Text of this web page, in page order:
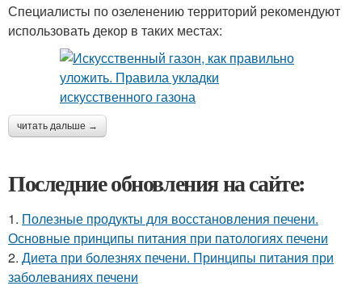
Специалисты по озеленению территорий рекомендуют
использовать декор в таких местах:
читать дальше →
Последние обновления на сайте:
1. Полезные продукты для восстановления печени.
Основные принципы питания при патологиях печени
2. Диета при болезнях печени. Принципы питания при
заболеваниях печени